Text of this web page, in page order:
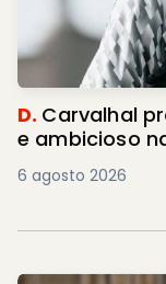
D. Carvalhal
e ambicioso
6 agosto 2026